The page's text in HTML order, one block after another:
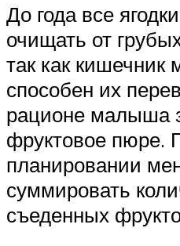
До года все
очищать от
так как
способен их
рационе малыша
фруктовое пюре.
планировании
суммировать
съеденных